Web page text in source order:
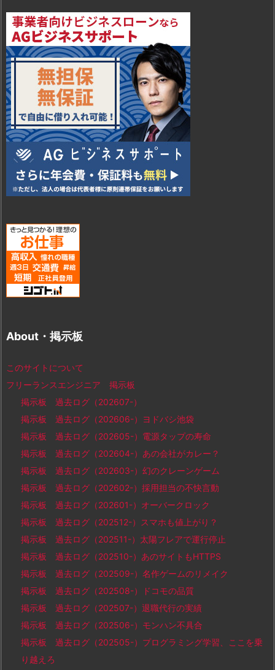
About・掲示板
このサイトについて
フリーランスエンジニア 掲示板
掲示板 過去ログ（202607-）
掲示板 過去ログ（202606-）ヨドバシ池袋
掲示板 過去ログ（202605-）電源タップの寿命
掲示板 過去ログ（202604-）あの会社がカレー？
掲示板 過去ログ（202603-）幻のクレーンゲーム
掲示板 過去ログ（202602-）採用担当の不快言動
掲示板 過去ログ（202601-）オーバークロック
掲示板 過去ログ（202512-）スマホも値上がり？
掲示板 過去ログ（202511-）太陽フレアで運行停止
掲示板 過去ログ（202510-）あのサイトもHTTPS
掲示板 過去ログ（202509-）名作ゲームのリメイク
掲示板 過去ログ（202508-）ドコモの品質
掲示板 過去ログ（202507-）退職代行の実績
掲示板 過去ログ（202506-）モンハン不具合
掲示板 過去ログ（202505-）プログラミング学習、ここを乗
り越えろ